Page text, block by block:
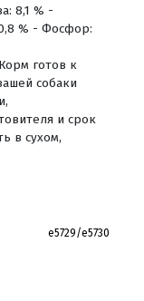
8,1 % -
% - Фосфор:
готов к
собаки
и срок
в сухом,
е5729/е5730